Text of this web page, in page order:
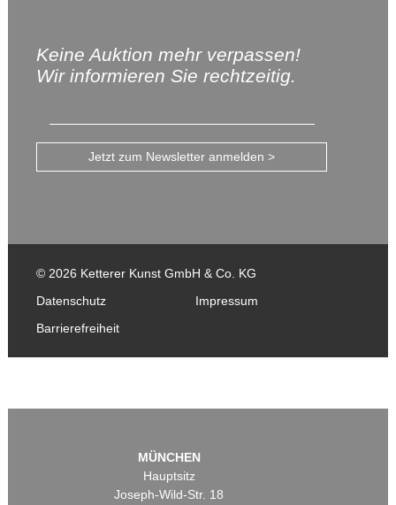
Keine Auktion mehr verpassen!
Wir informieren Sie rechtzeitig.
Jetzt zum Newsletter anmelden >
© 2026 Ketterer Kunst GmbH & Co. KG
Datenschutz
Impressum
Barrierefreiheit
MÜNCHEN
Hauptsitz
Joseph-Wild-Str. 18